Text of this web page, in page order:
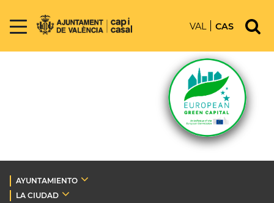
VAL CAS
AYUNTAMIENTO
LA CIUDAD